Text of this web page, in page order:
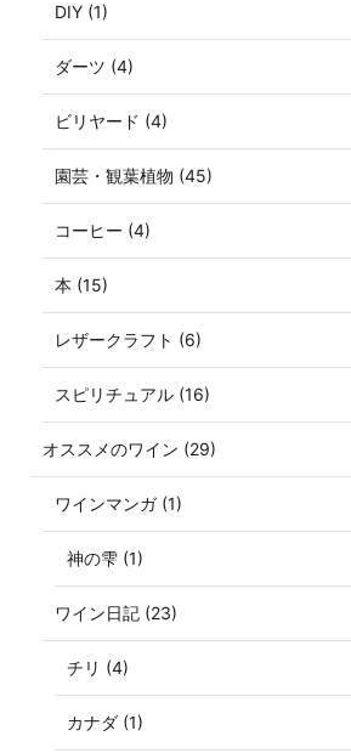
DIY (1)
ダーツ (4)
ビリヤード (4)
園芸・観葉植物 (45)
コーヒー (4)
本 (15)
レザークラフト (6)
スピリチュアル (16)
オススメのワイン (29)
ワインマンガ (1)
神の雫 (1)
ワイン日記 (23)
チリ (4)
カナダ (1)